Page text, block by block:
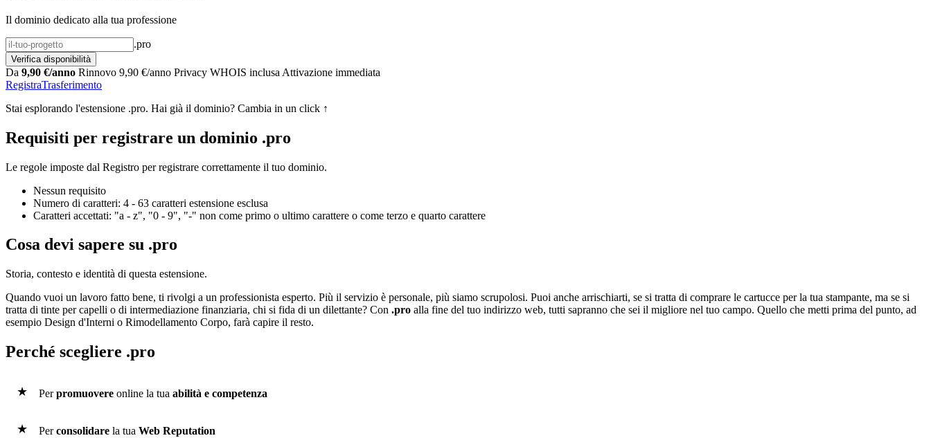
Il dominio dedicato alla tua professione
.pro
Verifica disponibilità
Da 9,90 €/anno Rinnovo 9,90 €/anno Privacy WHOIS inclusa Attivazione immediata
RegistraTrasferimento
Stai esplorando l'estensione .pro. Hai già il dominio? Cambia in un click ↑
Requisiti per registrare un dominio .pro
Le regole imposte dal Registro per registrare correttamente il tuo dominio.
Nessun requisito
Numero di caratteri: 4 - 63 caratteri estensione esclusa
Caratteri accettati: "a - z", "0 - 9", "-" non come primo o ultimo carattere o come terzo e quarto carattere
Cosa devi sapere su .pro
Storia, contesto e identità di questa estensione.
Quando vuoi un lavoro fatto bene, ti rivolgi a un professionista esperto. Più il servizio è personale, più siamo scrupolosi. Puoi anche arrischiarti, se si tratta di comprare le cartucce per la tua stampante, ma se si
tratta di tinte per capelli o di intermediazione finanziaria, chi si fida di un dilettante? Con .pro alla fine del tuo indirizzo web, tutti sapranno che sei il migliore nel tuo campo. Quello che metti prima del punto, ad
esempio Design d'Interni o Rimodellamento Corpo, farà capire il resto.
Perché scegliere .pro
Perpromuovere online la tua abilità e competenza
Perconsolidare la tua Web Reputation